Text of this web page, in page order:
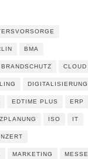
BMA
BRANDSCHUTZ CLOUD
DIGITALISIERUNG
EDTIME PLUS ERP
ISO IT
MARKETING MESSE